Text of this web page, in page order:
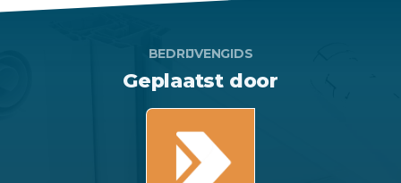
BEDRIJVENGIDS
Geplaatst door